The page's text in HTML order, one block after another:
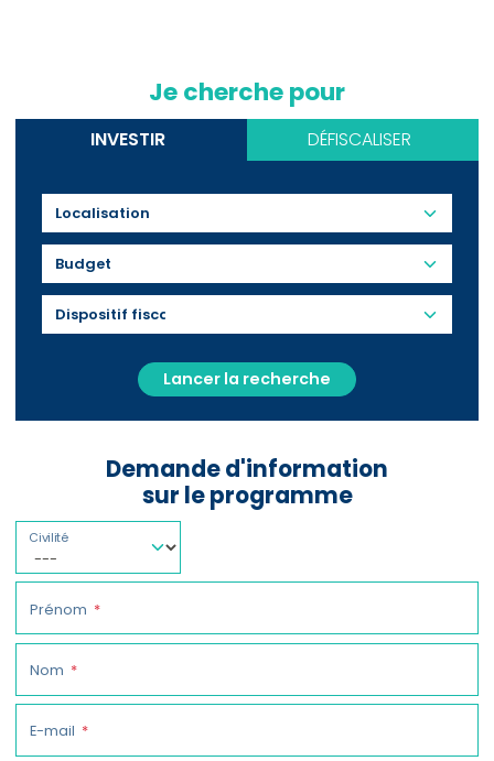
Je cherche pour
INVESTIR DÉFISCALISER
Budget
Lancer la recherche
Demande d'information
sur le programme
Civilité
Prénom
Nom
E-mail